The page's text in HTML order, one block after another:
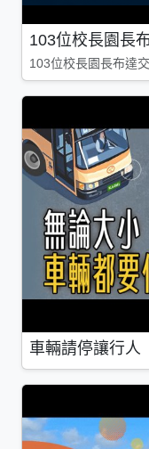
103位校長園長
103位校長園長布達
車輛請停讓行人